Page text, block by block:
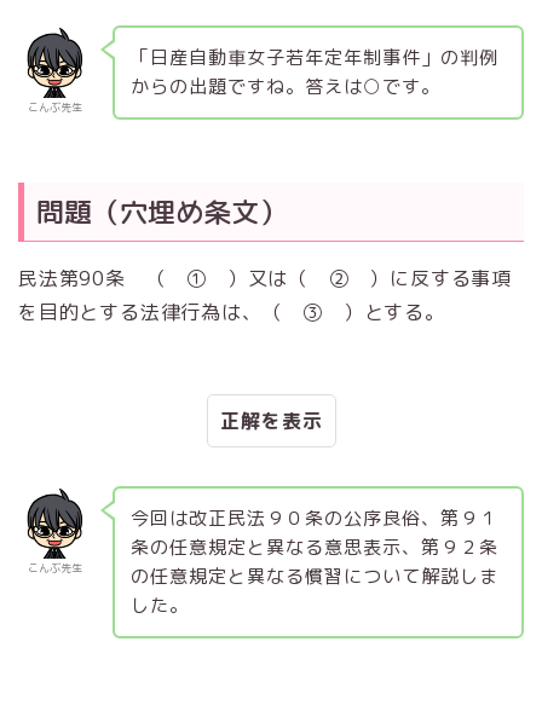
こんぶ先生
「日産自動車女子若年定年制事件」の判例
からの出題ですね。答えは○です。
問題（穴埋め条文）
民法第90条 （ ① ） 又は （ ② ） に反する事項
を目的とする法律行為は、
（ ③ ） とする。
正解
こんぶ先生
今回は改正民法９０条の公序良俗、第９１
条の任意規定と異なる意思表示、第９２条
の任意規定と異なる慣習について解説しま
した。